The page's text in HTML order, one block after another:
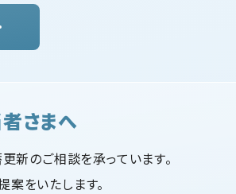
さまへ
のご相談を承っています。
案をいたします。